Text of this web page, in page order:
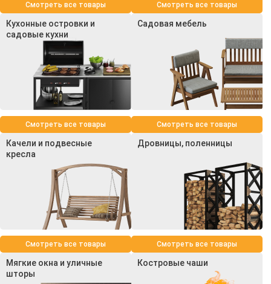
Смотреть все товары Смотреть все товары
Кухонные островки и
садовые кухни
Смотреть все товары
Садовая мебель
Смотреть все товары
Качели и подвесные
кресла
Смотреть все товары
Дровницы, поленницы
Смотреть все товары
Мягкие окна и уличные
шторы
Костровые чаши